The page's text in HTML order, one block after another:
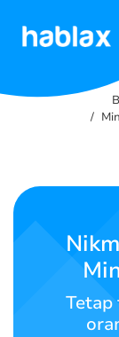
kami
Bahasa
Tetap